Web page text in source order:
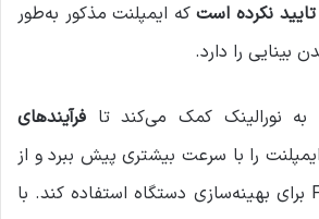
که ایمپلنت مذکور به‌طور
بینایی را دارد.
به نورالینک کمک می‌کند تا فرآیندهای
را با سرعت بیشتری پیش ببرد و از
تجربیات ارزشمند FDA برای بهینه‌سازی دستگاه استفاده کند. با